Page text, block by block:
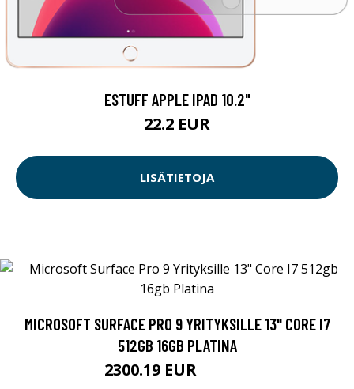
ESTUFF APPLE IPAD 10.2"
22.2 EUR
LISÄTIETOJA
MICROSOFT SURFACE PRO 9 YRITYKSILLE 13" CORE I7
512GB 16GB PLATINA
2300.19 EUR